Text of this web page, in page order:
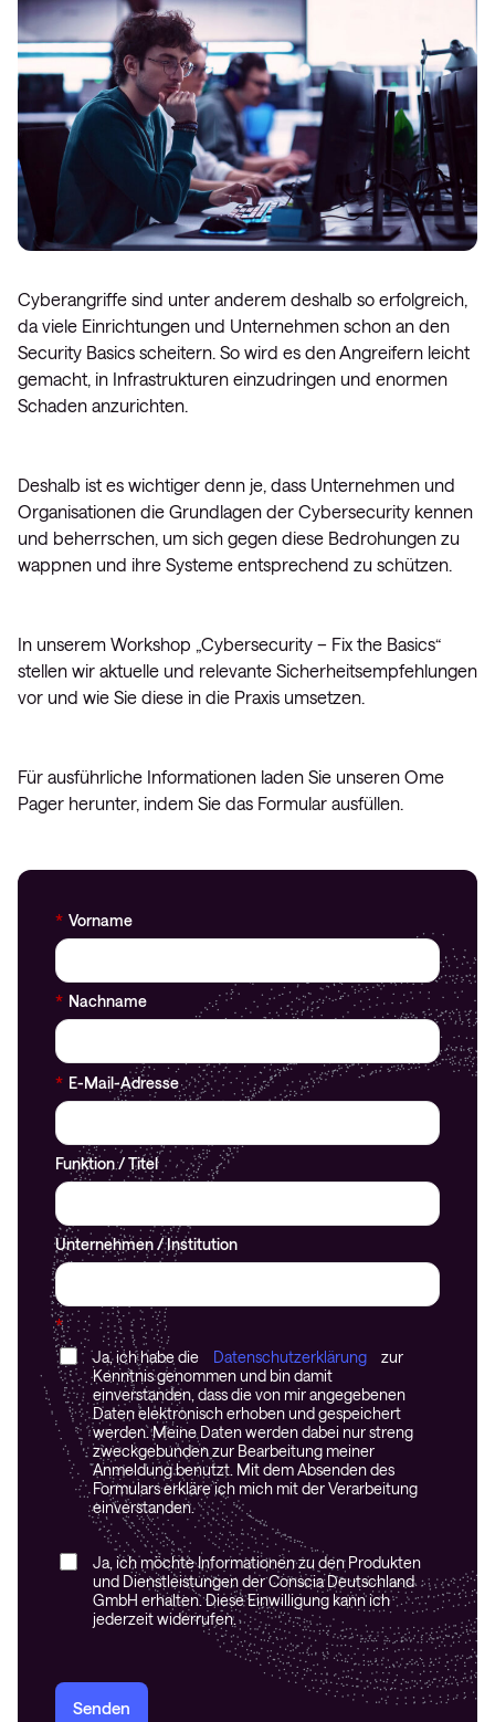
Cyberangriffe sind unter anderem deshalb so erfolgreich,
da viele Einrichtungen und Unternehmen schon an den
Security Basics scheitern. So wird es den Angreifern leicht
gemacht, in Infrastrukturen einzudringen und enormen
Schaden anzurichten.
Deshalb ist es wichtiger denn je, dass Unternehmen und
Organisationen die Grundlagen der Cybersecurity kennen
und beherrschen, um sich gegen diese Bedrohungen zu
wappnen und ihre Systeme entsprechend zu schützen.
In unserem Workshop „Cybersecurity – Fix the Basics“
stellen wir aktuelle und relevante Sicherheitsempfehlungen
vor und wie Sie diese in die Praxis umsetzen.
Für ausführliche Informationen laden Sie unseren Ome
Pager herunter, indem Sie das Formular ausfüllen.
* Vorname
* Nachname
* E-Mail-Adresse
Funktion / Titel
Unternehmen / Institution
*
Ja, ich habe die
Datenschutzerklärung
zur
Kenntnis genommen und bin damit
einverstanden, dass die von mir angegebenen
Daten elektronisch erhoben und gespeichert
werden. Meine Daten werden dabei nur streng
zweckgebunden zur Bearbeitung meiner
Anmeldung benutzt. Mit dem Absenden des
Formulars erkläre ich mich mit der Verarbeitung
einverstanden.
Ja, ich möchte Informationen zu den Produkten
und Dienstleistungen der Conscia Deutschland
GmbH erhalten. Diese Einwilligung kann ich
jederzeit widerrufen.
Senden